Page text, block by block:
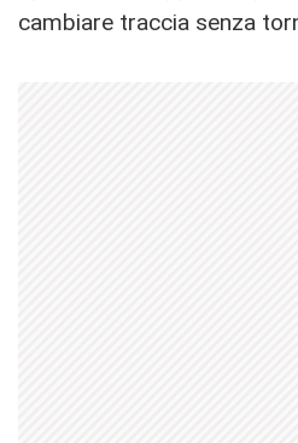
cambiare traccia senza